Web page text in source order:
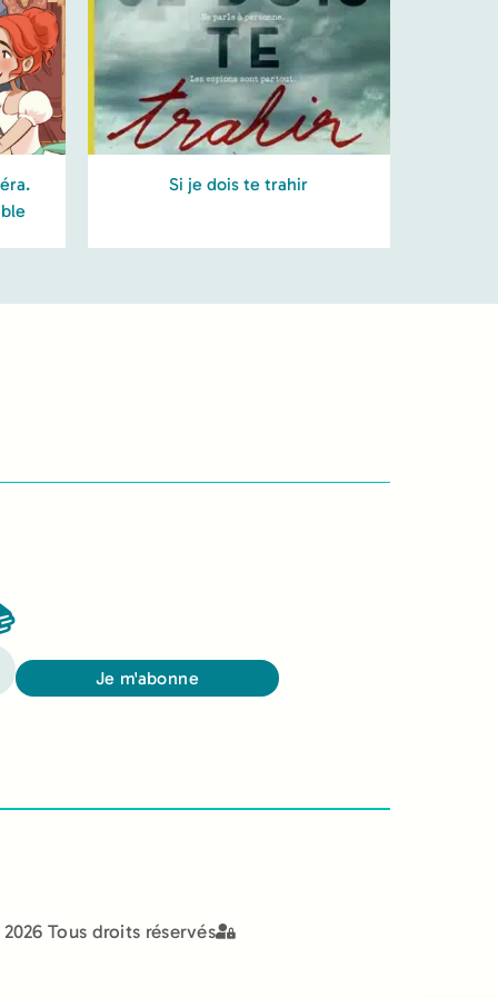
Si je dois te trahir
Je m'abonne
2026 Tous droits réservés